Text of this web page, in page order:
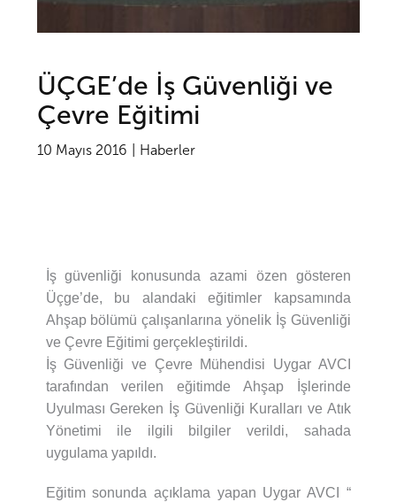
ÜÇGE’de İş Güvenliği ve
Çevre Eğitimi
10 Mayıs 2016 Haberler
İş güvenliği konusunda azami özen gösteren
Üçge’de, bu alandaki eğitimler kapsamında
Ahşap bölümü çalışanlarına yönelik İş Güvenliği
ve Çevre Eğitimi gerçekleştirildi.
İş Güvenliği ve Çevre Mühendisi Uygar AVCI
tarafından verilen eğitimde Ahşap İşlerinde
Uyulması Gereken İş Güvenliği Kuralları ve Atık
Yönetimi ile ilgili bilgiler verildi, sahada
uygulama yapıldı.
Eğitim sonunda açıklama yapan Uygar AVCI “